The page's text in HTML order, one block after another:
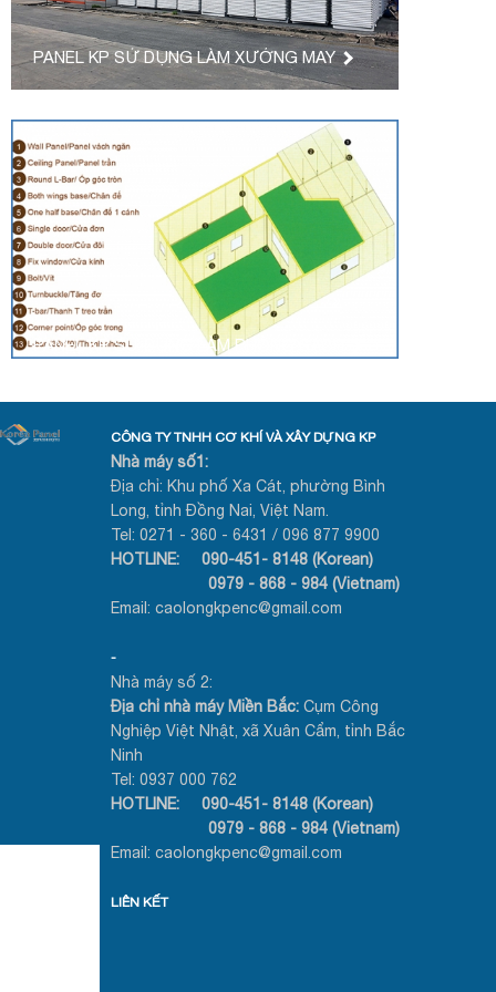
PANEL KP SỬ DỤNG LÀM XƯỞNG MAY
PANEL KP SỬ DỤNG LÀM PHÒNG SẠCH
CÔNG TY TNHH CƠ KHÍ VÀ XÂY DỰNG KP
Nhà máy số1:
Địa chỉ: Khu phố Xa Cát, phường Bình
Long, tỉnh Đồng Nai, Việt Nam.
Tel: 0271 - 360 - 6431 / 096 877 9900
HOTLINE: 090-451- 8148 (Korean)
0979 - 868 - 984 (Vietnam)
Email: caolongkpenc@gmail.com
-
Nhà máy số 2:
Địa chỉ nhà máy Miền Bắc: Cụm Công
Nghiệp Việt Nhật, xã Xuân Cẩm, tỉnh Bắc
Ninh
Tel: 0937 000 762
HOTLINE: 090-451- 8148 (Korean)
0979 - 868 - 984 (Vietnam)
Email: caolongkpenc@gmail.com
LIÊN KẾT